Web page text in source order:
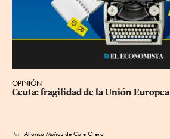
OPINIÓN
Ceuta: fragilidad de la Unión Europea
Por Alfonso Muñoz de Cote Otero